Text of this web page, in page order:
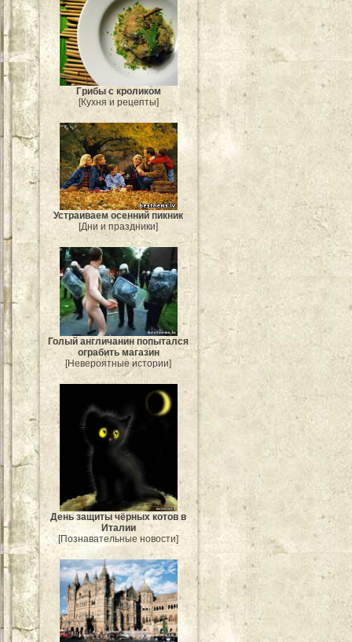
Грибы с кроликом
[Кухня и рецепты]
Устраиваем осенний пикник
[Дни и праздники]
Голый англичанин попытался
ограбить магазин
[Невероятные истории]
День защиты чёрных котов в
Италии
[Познавательные новости]